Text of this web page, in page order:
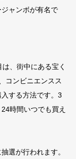
ャンボが有名で
、街中にある宝く
コンビニエンスス
する方法です。3
時間いつでも買え
選が行われます。